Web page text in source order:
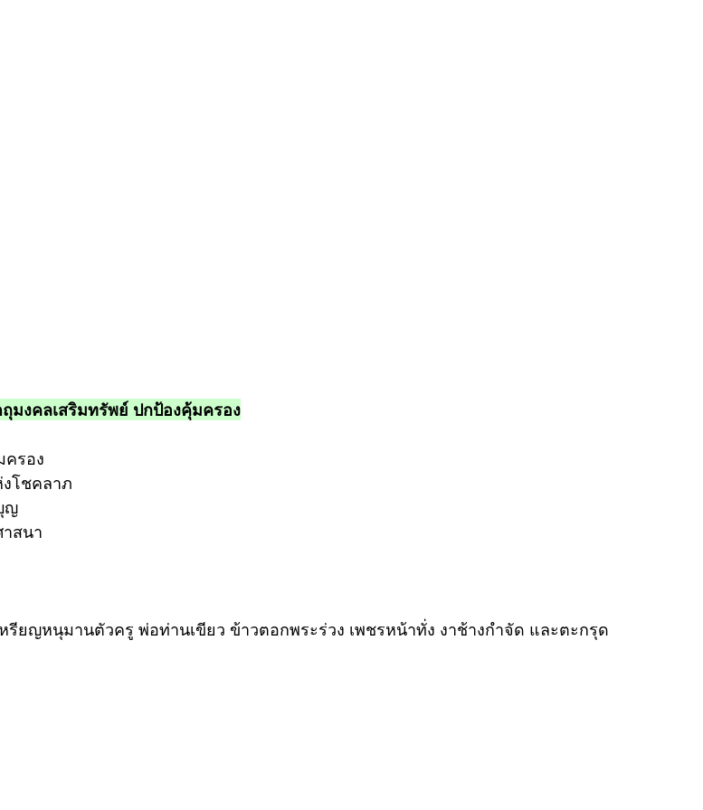
มงคลเสริมทรัพย์ ปกป้องคุ้มครอง
ครอง
งโชคลาภ
ญ
สนา
ยญหนุมานตัวครู พ่อท่านเขียว ข้าวตอกพระร่วง เพชรหน้าทั่ง งาช้างกำจัด และตะกรุด